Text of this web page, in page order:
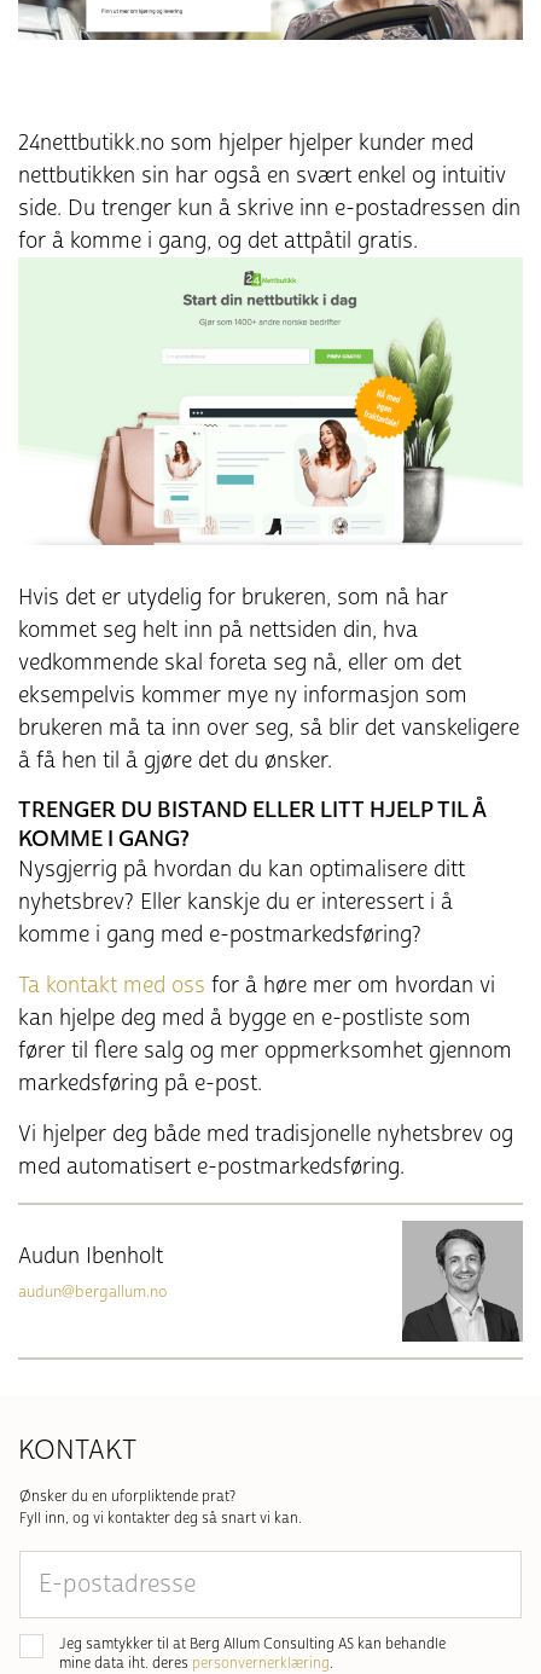
24nettbutikk.no som hjelper hjelper kunder med
nettbutikken sin har også en svært enkel og intuitiv
side. Du trenger kun å skrive inn e-postadressen din
for å komme i gang, og det attpåtil gratis.
Hvis det er utydelig for brukeren, som nå har
kommet seg helt inn på nettsiden din, hva
vedkommende skal foreta seg nå, eller om det
eksempelvis kommer mye ny informasjon som
brukeren må ta inn over seg, så blir det vanskeligere
å få hen til å gjøre det du ønsker.
TRENGER DU BISTAND ELLER LITT HJELP TIL Å
KOMME I GANG?
Nysgjerrig på hvordan du kan optimalisere ditt
nyhetsbrev? Eller kanskje du er interessert i å
komme i gang med e-postmarkedsføring?
Ta kontakt med oss for å høre mer om hvordan vi
kan hjelpe deg med å bygge en e-postliste som
fører til flere salg og mer oppmerksomhet gjennom
markedsføring på e-post.
Vi hjelper deg både med tradisjonelle nyhetsbrev og
med automatisert e-postmarkedsføring.
Audun Ibenholt
audun@bergallum.no
KONTAKT
Ønsker du en uforpliktende prat?
Fyll inn, og vi kontakter deg så snart vi kan.
E-
postadresse
Samtykke *
Jeg samtykker til at Berg Allum Consulting AS kan behandle
mine data iht. deres personvernerklæring.